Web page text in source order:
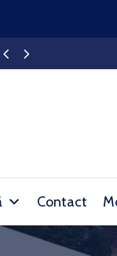
Contact